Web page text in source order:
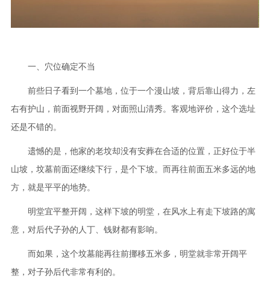
一、穴位确定不当
前些日子看到一个墓地，位于一个漫山坡，背后靠山得力，左
右有护山，前面视野开阔，对面照山清秀。客观地评价，这个选址
还是不错的。
遗憾的是，他家的老坟却没有安葬在合适的位置，正好位于半
山坡，坟墓前面还继续下行，是个下坡。而再往前面五米多远的地
方，就是平平的地势。
明堂宜平整开阔，这样下坡的明堂，在风水上有走下坡路的寓
意，对后代子孙的人丁、钱财都有影响。
而如果，这个坟墓能再往前挪移五米多，明堂就非常开阔平
整，对子孙后代非常有利的。